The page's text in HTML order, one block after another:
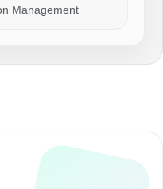
Management